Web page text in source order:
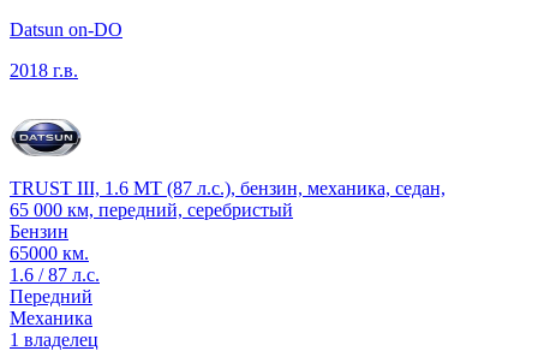
Datsun on-DO
2018 г.в.
TRUST III, 1.6 MT (87 л.с.), бензин, механика, седан,
65 000 км, передний, серебристый
Бензин
65000 км.
1.6 / 87 л.с.
Передний
Механика
1 владелец